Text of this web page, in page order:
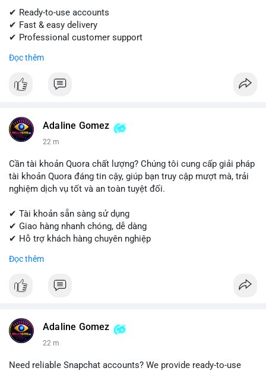
✔ Ready-to-use accounts
✔ Fast & easy delivery
✔ Professional customer support
Get started today! Contact us for more details.
📱 WhatsApp: +1 (681) 549-2683
#instagram #instagramaccount
#digitalsolutions
#sellssmm
Đọc thêm
Adaline Gomez
22 m
Cần tài khoản Quora chất lượng? Chúng tôi cung cấp giải pháp
tài khoản Quora đáng tin cậy, giúp bạn truy cập mượt mà, trải
nghiệm dịch vụ tốt và an toàn tuyệt đối.
✔ Tài khoản sẵn sàng sử dụng
✔ Giao hàng nhanh chóng, dễ dàng
✔ Hỗ trợ khách hàng chuyên nghiệp
Liên hệ ngay để được tư vấn và đặt hàng:
💬 Telegram: @SellsSMM
#sellssmm
Đọc thêm
Adaline Gomez
22 m
Need reliable Snapchat accounts? We provide ready-to-use